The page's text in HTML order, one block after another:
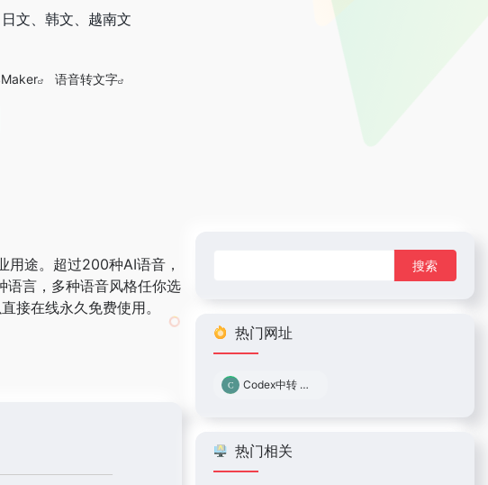
文、韩文、越南文
语音转文字
途。超过200种AI语音，
语言，多种语音风格任你选
接在线永久免费使用。
热门网址
Codex中转 0.05倍率
热门相关